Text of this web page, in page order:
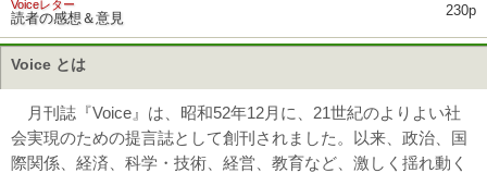
Voiceレター
読者の感想＆意見 230p
Voice とは
月刊誌『Voice』は、昭和52年12月に、21世紀のよりよい社
会実現のための提言誌として創刊されました。以来、政治、国
際関係、経済、科学・技術、経営、教育など、激しく揺れ動く